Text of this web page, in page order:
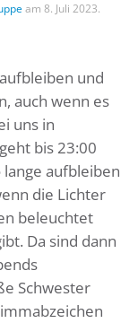
am 8. Juli 2023.
und
auch wenn es
uns in
bis 23:00
aufbleiben
die Lichter
beleuchtet
Da sind dann
Schwester